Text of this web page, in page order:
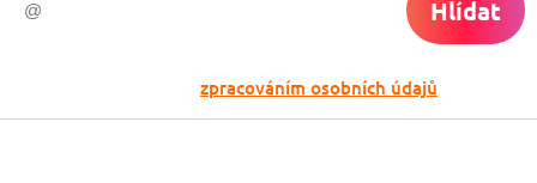
Hlídat
zpracováním osobních údajů